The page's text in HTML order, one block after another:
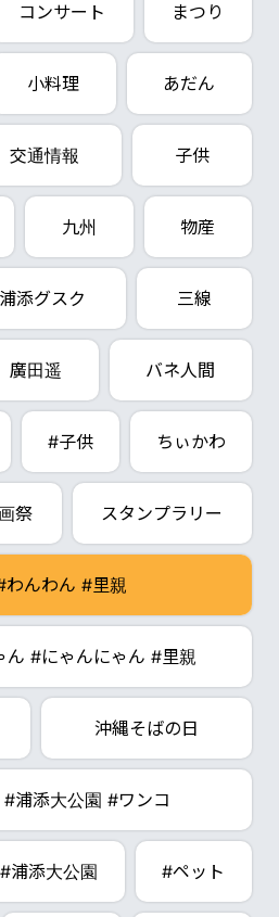
コンサート まつり
小料理 あだん
交通情報 子供
九州 物産
浦添グスク 三線
廣田遥 バネ人間
#子供 ちぃかわ
祭 スタンプラリー
んわん #里親
ん #にゃんにゃん #里親
沖縄そばの日
浦添大公園 #ワンコ
浦添大公園 #ペット